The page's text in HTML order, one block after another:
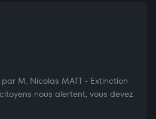
M. Nicolas MATT - Extinction
nous alertent, vous devez